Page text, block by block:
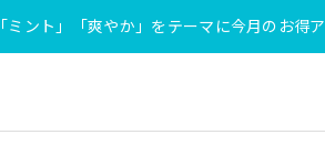
「ミント」「爽やか」をテーマに今月のお得